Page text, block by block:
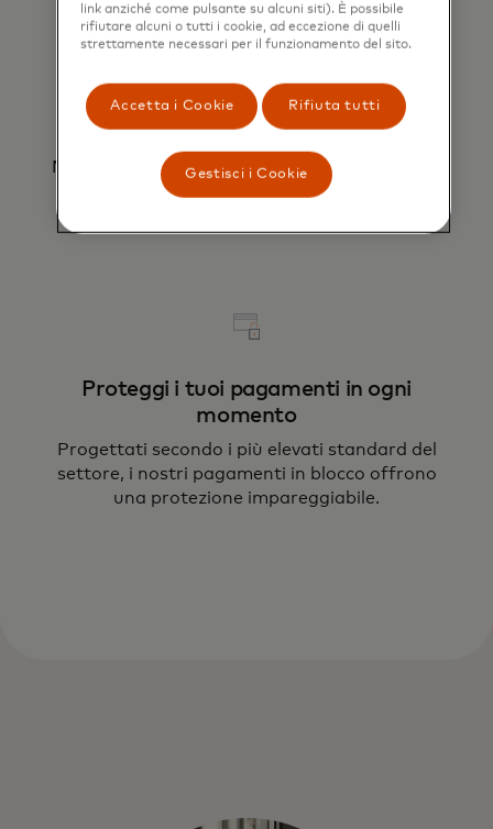
Stimola l'innovazione
Modernizza con ISO 20022, fornendo dati più
completi per pagamenti più intelligenti.
Proteggi i tuoi pagamenti in ogni
momento
Progettati secondo i più elevati standard del
settore, i nostri pagamenti in blocco offrono
una protezione impareggiabile.
link anziché come pulsante su alcuni siti). È possibile
rifiutare alcuni o tutti i cookie, ad eccezione di quelli
strettamente necessari per il funzionamento del sito.
Accetta i Cookie Rifiuta tutti
Gestisci i Cookie